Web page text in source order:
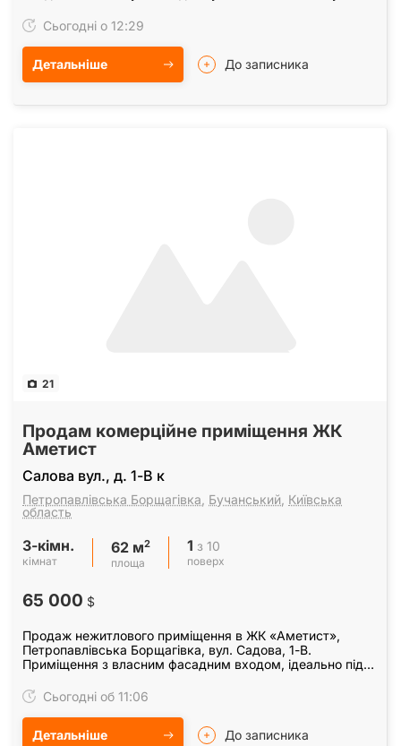
Сьогодні о 12:29
Детальніше До записника
21
Продам комерційне приміщення ЖК
Аметист
Салова вул., д. 1-В к
Петропавлівська Борщагівка Бучанський Київська
область
3-кімн.
кімнат
62 м2
площа
1 з 10
поверх
65 000 $
Продаж нежитлового приміщення в ЖК «Аметист»,
Петропавлівська Борщагівка, вул. Садова, 1-В.
Приміщення з власним фасадним входом, ідеально під
Загальна…
Сьогодні об 11:06
Детальніше До записника